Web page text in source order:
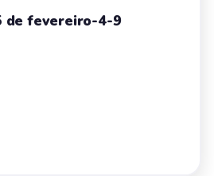
de fevereiro-4-9